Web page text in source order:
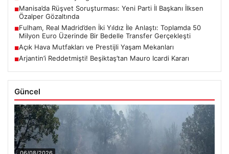
■Manisa’da Rüşvet Soruşturması: Yeni Parti İl Başkanı İlksen
Özalper Gözaltında
■Fulham, Real Madrid’den İki Yıldız İle Anlaştı: Toplamda 50
Milyon Euro Üzerinde Bir Bedelle Transfer Gerçekleşti
■Açık Hava Mutfakları ve Prestijli Yaşam Mekanları
■Arjantin’i Reddetmişti! Beşiktaş’tan Mauro Icardi Kararı
Güncel